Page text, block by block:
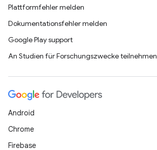
Plattformfehler melden
Dokumentationsfehler melden
Google Play support
An Studien für Forschungszwecke teilnehmen
Android
Chrome
Firebase